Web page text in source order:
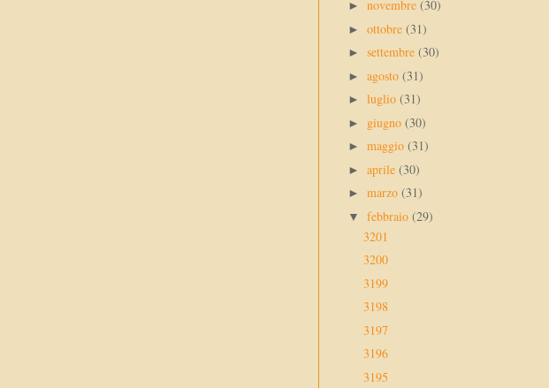
► novembre (30)
► ottobre (31)
► settembre (30)
► agosto (31)
► luglio (31)
► giugno (30)
► maggio (31)
► aprile (30)
► marzo (31)
▼ febbraio (29)
3201
3200
3199
3198
3197
3196
3195